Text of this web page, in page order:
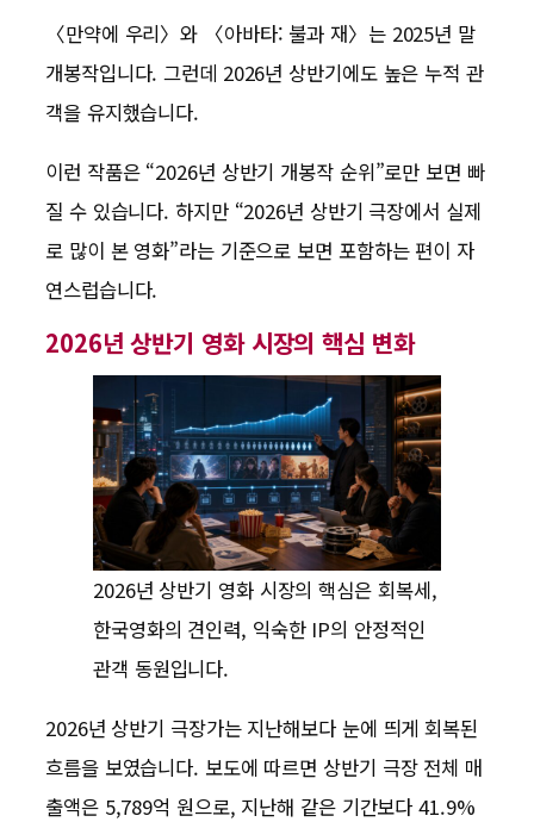
〈만약에 우리〉와 〈아바타: 불과 재〉는 2025년 말
개봉작입니다. 그런데 2026년 상반기에도 높은 누적 관
객을 유지했습니다.
이런 작품은 “2026년 상반기 개봉작 순위”로만 보면 빠
질 수 있습니다. 하지만 “2026년 상반기 극장에서 실제
로 많이 본 영화”라는 기준으로 보면 포함하는 편이 자
연스럽습니다.
2026년 상반기 영화 시장의 핵심 변화
2026년 상반기 영화 시장의 핵심은 회복세,
한국영화의 견인력, 익숙한 IP의 안정적인
관객 동원입니다.
2026년 상반기 극장가는 지난해보다 눈에 띄게 회복된
흐름을 보였습니다. 보도에 따르면 상반기 극장 전체 매
출액은 5,789억 원으로, 지난해 같은 기간보다 41.9%